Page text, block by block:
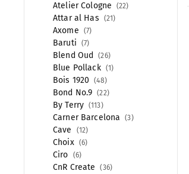
Atelier Cologne 22
Attar al Has 21
Axome 7
Baruti 7
Blend Oud 26
Blue Pollack 1
Bois 1920 48
Bond No.9 22
By Terry 113
Carner Barcelona 3
Cave 12
Choix 6
Ciro 6
CnR Create 36